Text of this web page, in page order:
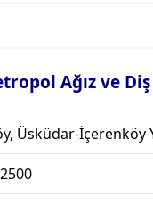
Ağız ve
Üsküdar-İçerenköy